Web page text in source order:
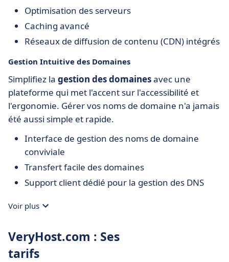
Optimisation des serveurs
Caching avancé
Réseaux de diffusion de contenu (CDN) intégrés
Gestion Intuitive des Domaines
Simplifiez la gestion des domainesavec une
plateforme qui met l'accent sur l'accessibilité et
l'ergonomie. Gérer vos noms de domaine n'a jamais
été aussi simple et rapide.
Interface de gestion des noms de domaine
conviviale
Transfert facile des domaines
Support client dédié pour la gestion des DNS
Voir plus
VeryHost.com : Ses
tarifs